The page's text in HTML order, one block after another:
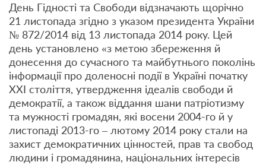
День Гідності та Свободи відзначають щорічно
21 листопада згідно з указом президента України
№ 872/2014 від 13 листопада 2014 року. Цей
день установлено «з метою збереження й
донесення до сучасного та майбутнього поколінь
інформації про доленосні події в Україні початку
ХХІ століття, утвердження ідеалів свободи й
демократії, а також віддання шани патріотизму
та мужності громадян, які восени 2004-го й у
листопаді 2013-го – лютому 2014 року стали на
захист демократичних цінностей, прав та свобод
людини і громадянина, національних інтересів